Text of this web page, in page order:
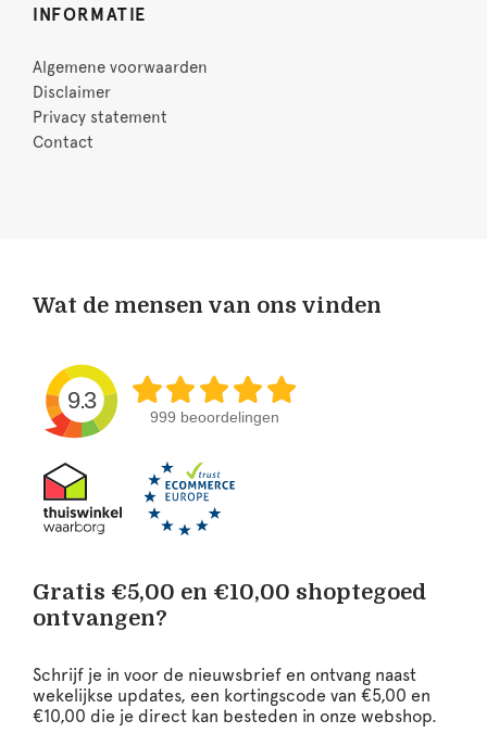
INFORMATIE
Algemene voorwaarden
Disclaimer
Privacy statement
Contact
Wat de mensen van ons vinden
9.3
999 beoordelingen
Gratis €5,00 en €10,00 shoptegoed
ontvangen?
Schrijf je in voor de nieuwsbrief en ontvang naast
wekelijkse updates, een kortingscode van €5,00 en
€10,00 die je direct kan besteden in onze webshop.